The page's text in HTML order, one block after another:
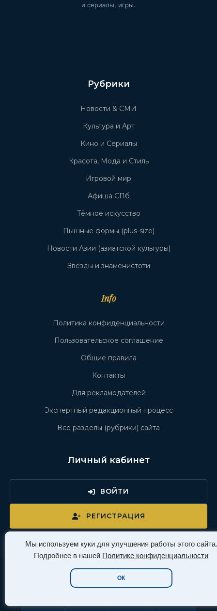
Мы используем куки для улучшения работы этого сайта.
Подробнее в нашей Политике конфиденциальности
ОК
и сериалы, игры.
Рубрики
Новости & СМИ
Культура и Арт
Кино и Сериалы
Красота, Мода и Стиль
Игровой мир
Афиша СПб
Тёмное искусство
Пышные формы (plus-size)
Новости Азии (азиатской культуры)
Звёзды и знаменистоти
Info
Политика конфиденциальности
Пользовательское соглашение
Общие правила
Контакты
Для рекламодателей
Экспертный редакционный процесс
Все разделы (рубрики) сайта
Личный кабинет
ВОЙТИ
РЕГИСТРАЦИЯ
Давайте дружить